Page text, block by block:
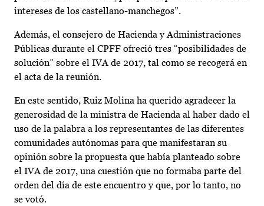
intereses de los castellano-manchegos”.
Además, el consejero de Hacienda y Administraciones
Públicas durante el CPFF ofreció tres “posibilidades de
solución” sobre el IVA de 2017, tal como se recogerá en
el acta de la reunión.
En este sentido, Ruiz Molina ha querido agradecer la
generosidad de la ministra de Hacienda al haber dado el
uso de la palabra a los representantes de las diferentes
comunidades autónomas para que manifestaran su
opinión sobre la propuesta que había planteado sobre
el IVA de 2017, una cuestión que no formaba parte del
orden del día de este encuentro y que, por lo tanto, no
se votó.